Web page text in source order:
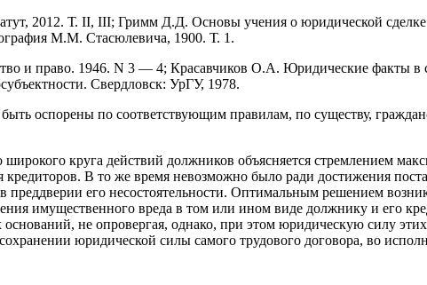
2012. Т. II, III; Гримм Д.Д. Основы учения о юридической
М.М. Стасюлевича, 1900. Т. 1.
и право. 1946. N 3 — 4; Красавчиков О.А. Юридические факты в
Свердловск: УрГУ, 1978.
оспорены по соответствующим правилам, по существу,
круга действий должников объясняется стремлением
В то же время невозможно было ради достижения
преддверии его несостоятельности. Оптимальным решением
имущественного вреда в том или ином виде должнику и его
не опровергая, однако, при этом юридическую силу
юридической силы самого трудового договора, во